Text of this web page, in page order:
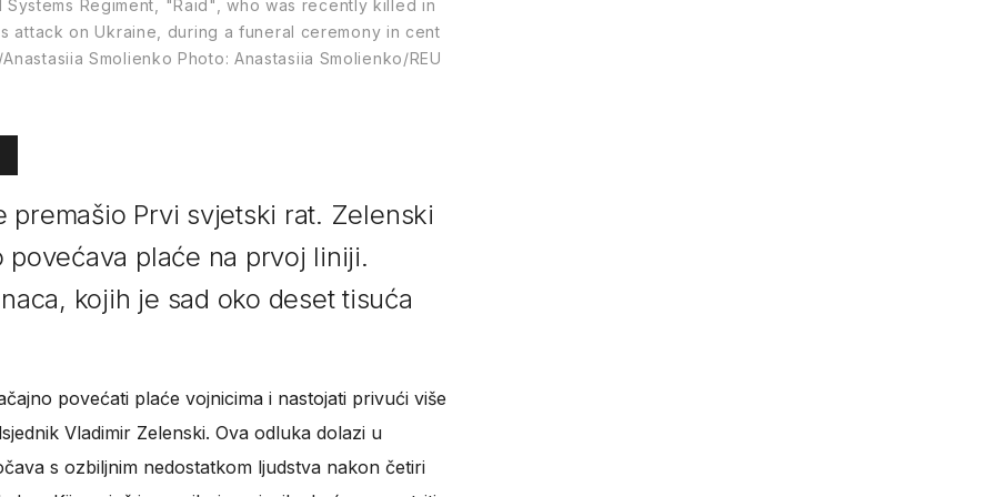
Regiment, "Raid", who was recently killed in
attack on Ukraine, during a funeral ceremony in cent
Smolienko Photo: Anastasiia Smolienko/REU
premašio Prvi svjetski rat. Zelenski
plaće na prvoj liniji.
kojih je sad oko deset tisuća
povećati plaće vojnicima i nastojati privući više
Vladimir Zelenski. Ova odluka dolazi u
s ozbiljnim nedostatkom ljudstva nakon četiri